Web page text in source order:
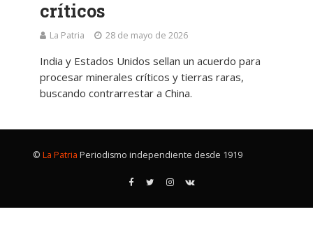
críticos
La Patria 28 de mayo de 2026
India y Estados Unidos sellan un acuerdo para
procesar minerales críticos y tierras raras,
buscando contrarrestar a China.
© La Patria Periodismo independiente desde 1919